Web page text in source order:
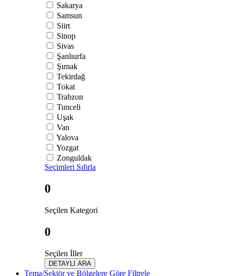
Sakarya
Samsun
Siirt
Sinop
Sivas
Şanlıurfa
Şırnak
Tekirdağ
Tokat
Trabzon
Tunceli
Uşak
Van
Yalova
Yozgat
Zonguldak
Seçimleri Sıfırla
0
Seçilen Kategori
0
Seçilen İller
DETAYLI ARA
Tema/Sektör ve Bölgelere Göre Filtrele